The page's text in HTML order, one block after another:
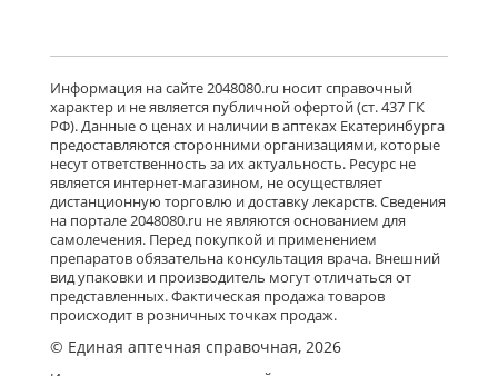
Информация на сайте 2048080.ru носит справочный
характер и не является публичной офертой (ст. 437 ГК
РФ). Данные о ценах и наличии в аптеках Екатеринбурга
предоставляются сторонними организациями, которые
несут ответственность за их актуальность. Ресурс не
является интернет-магазином, не осуществляет
дистанционную торговлю и доставку лекарств. Сведения
на портале 2048080.ru не являются основанием для
самолечения. Перед покупкой и применением
препаратов обязательна консультация врача. Внешний
вид упаковки и производитель могут отличаться от
представленных. Фактическая продажа товаров
происходит в розничных точках продаж.
© Единая аптечная справочная, 2026